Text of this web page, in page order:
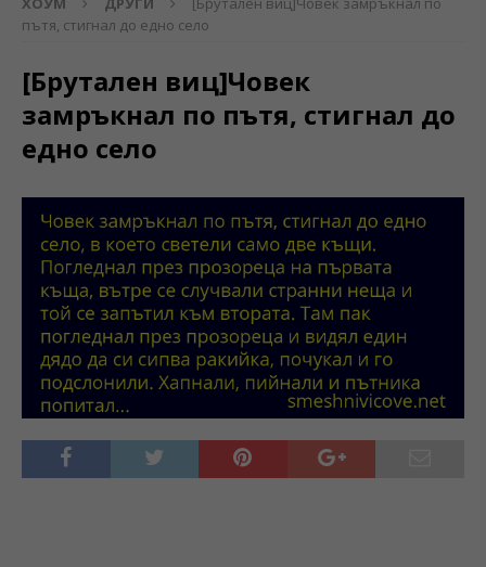
пътя, стигнал до едно село
[Брутален виц]Човек
замръкнал по пътя, стигнал до
едно село